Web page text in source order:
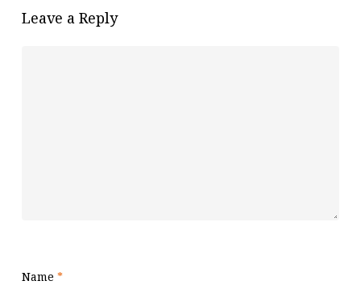
Leave a Reply
Name *